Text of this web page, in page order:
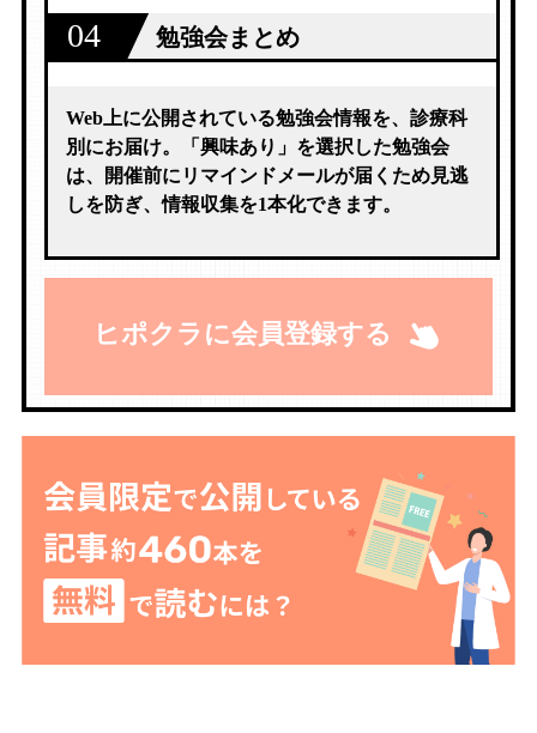
04 勉強会まとめ
Web上に公開されている勉強会情報を、診療科
別にお届け。「興味あり」を選択した勉強会
は、開催前にリマインドメールが届くため見逃
しを防ぎ、情報収集を1本化できます。
ヒポクラに会員登録する